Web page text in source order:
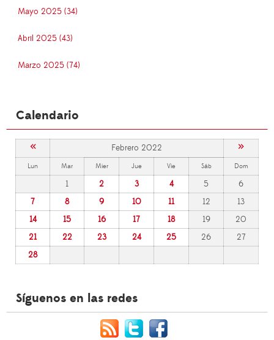
Mayo 2025 (34)
Abril 2025 (43)
Marzo 2025 (74)
Calendario
« Febrero 2022 »
Lun Mar Mier Jue Vie Sáb Dom
1 2 3 4 5
6
7
8 9 10 11 12
13
14
15 16 17 18 19
20
21
22 23 24 25 26
27
28
Síguenos en las redes